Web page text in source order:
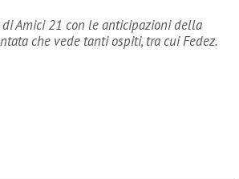
Amici 21 con le anticipazioni della
che vede tanti ospiti, tra cui Fedez.